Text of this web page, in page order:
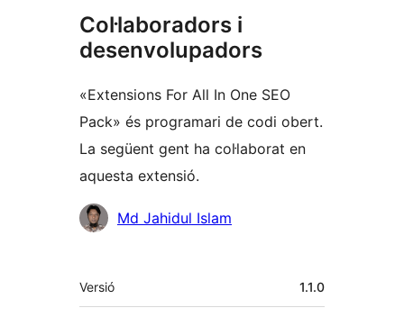
Col·laboradors i
desenvolupadors
«Extensions For All In One SEO
Pack» és programari de codi obert.
La següent gent ha col·laborat en
aquesta extensió.
Col·laboradors
Md Jahidul Islam
Meta
Versió 1.1.0